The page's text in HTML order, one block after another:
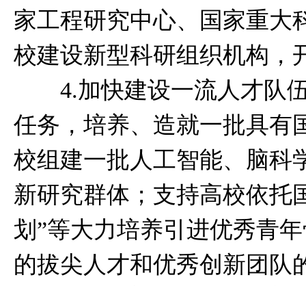
家工程研究中心、国家重大
校建设新型科研组织机构，
4.加快建设一流人才队伍
任务，培养、造就一批具有
校组建一批人工智能、脑科
新研究群体；支持高校依托
划”等大力培养引进优秀青
的拔尖人才和优秀创新团队